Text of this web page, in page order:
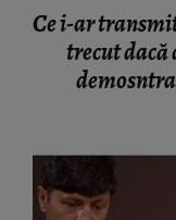
Ce i-ar
trecut dacă